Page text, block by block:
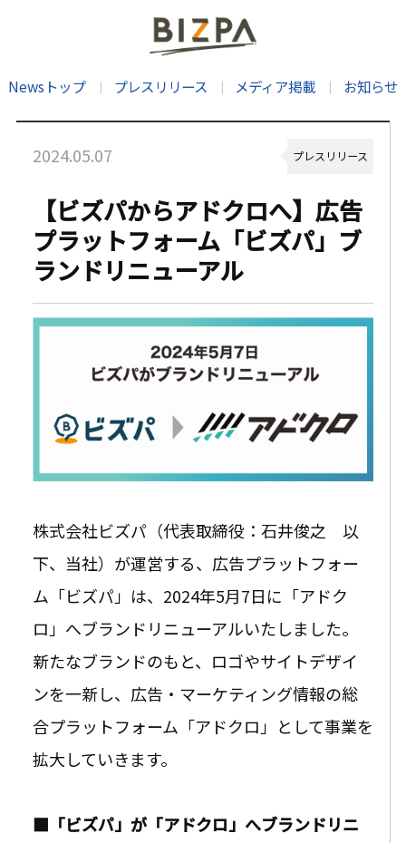
Newsトップ プレスリリース メディア掲載 お知らせ
2024.05.07 プレスリリース
【ビズパからアドクロへ】広告
プラットフォーム「ビズパ」ブ
ランドリニューアル
株式会社ビズパ（代表取締役：石井俊之 以
下、当社）が運営する、広告プラットフォー
ム「ビズパ」は、2024年5月7日に「アドク
ロ」へブランドリニューアルいたしました。
新たなブランドのもと、ロゴやサイトデザイ
ンを一新し、広告・マーケティング情報の総
合プラットフォーム「アドクロ」として事業を
拡大していきます。
■「ビズパ」が「アドクロ」へブランドリニ